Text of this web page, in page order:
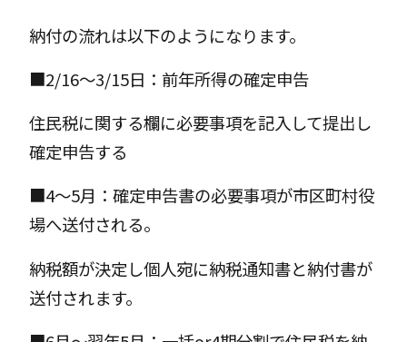
納付の流れは以下のようになります。
■2/16～3/15日：前年所得の確定申告
住民税に関する欄に必要事項を記入して提出し
確定申告する
■4〜5月：確定申告書の必要事項が市区町村役
場へ送付される。
納税額が決定し個人宛に納税通知書と納付書が
送付されます。